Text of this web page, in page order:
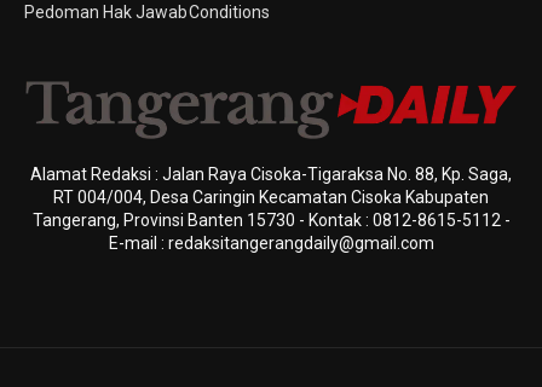
Pedoman Hak JawabConditions
Alamat Redaksi : Jalan Raya Cisoka-Tigaraksa No. 88, Kp. Saga,
RT 004/004, Desa Caringin Kecamatan Cisoka Kabupaten
Tangerang, Provinsi Banten 15730 - Kontak : 0812-8615-5112 -
E-mail : redaksitangerangdaily@gmail.com